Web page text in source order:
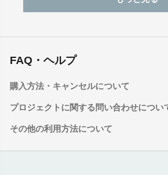
FAQ・ヘルプ
購入方法・キャンセルについて
プロジェクトに関する問い合わせについ
その他の利用方法について